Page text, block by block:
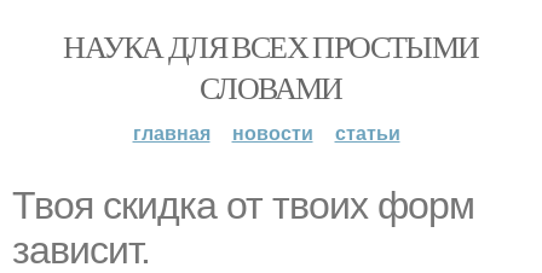
НАУКА ДЛЯ ВСЕХ ПРОСТЫМИ
СЛОВАМИ
главная новости статьи
Твоя скидка от твоих форм
зависит.